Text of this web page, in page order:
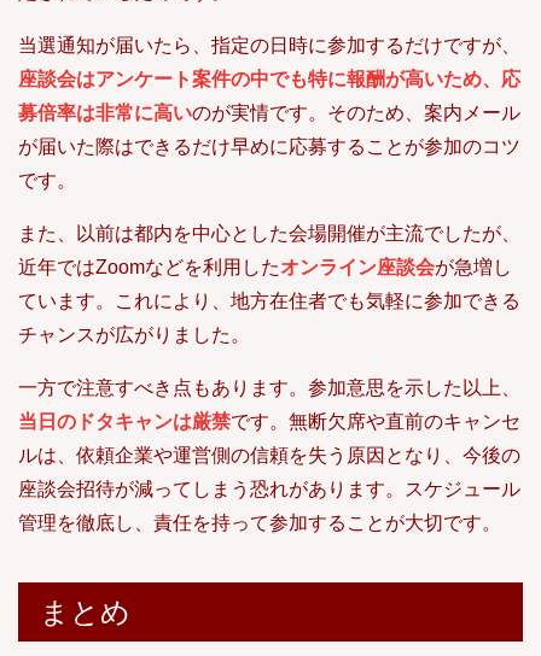
当選通知が届いたら、指定の日時に参加するだけですが、
座談会はアンケート案件の中でも特に報酬が高いため、応
募倍率は非常に高いのが実情です。そのため、案内メール
が届いた際はできるだけ早めに応募することが参加のコツ
です。
また、以前は都内を中心とした会場開催が主流でしたが、
近年ではZoomなどを利用したオンライン座談会が急増し
ています。これにより、地方在住者でも気軽に参加できる
チャンスが広がりました。
一方で注意すべき点もあります。参加意思を示した以上、
当日のドタキャンは厳禁です。無断欠席や直前のキャンセ
ルは、依頼企業や運営側の信頼を失う原因となり、今後の
座談会招待が減ってしまう恐れがあります。スケジュール
管理を徹底し、責任を持って参加することが大切です。
まとめ